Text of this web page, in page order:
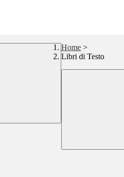
Home >
Libri di Testo